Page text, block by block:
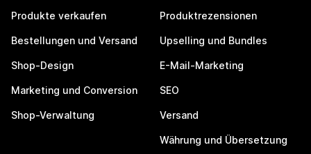
Produkte verkaufen
Bestellungen und Versand
Shop-Design
Marketing und Conversion
Shop-Verwaltung
Produktrezensionen
Upselling und Bundles
E-Mail-Marketing
SEO
Versand
Währung und Übersetzung